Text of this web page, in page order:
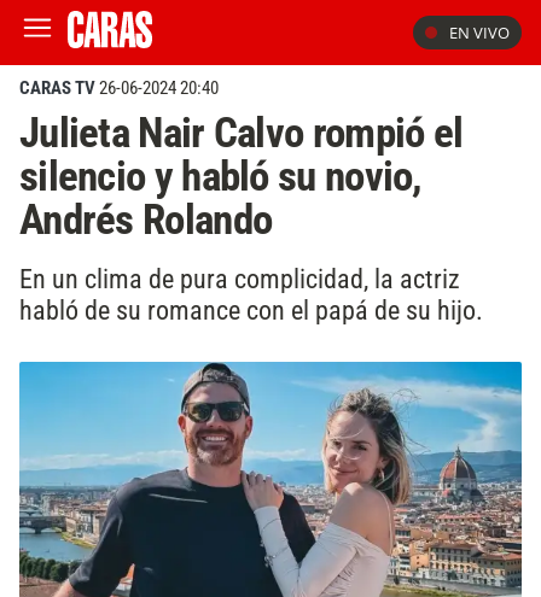
EN VIVO
CARAS TV26-06-2024 20:40
Julieta Nair Calvo rompió el
silencio y habló su novio,
Andrés Rolando
En un clima de pura complicidad, la actriz
habló de su romance con el papá de su hijo.